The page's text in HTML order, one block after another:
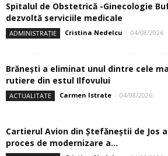
Spitalul de Obstetrică -Ginecologie
dezvoltă serviciile medicale
ADMINISTRAȚIE Cristina Nedelcu - 04/08/2026
Brănești a eliminat unul dintre cele
rutiere din estul Ilfovului
ACTUALITATE Carmen Istrate - 04/08/2026
Cartierul Avion din Ştefăneştii de Jos
proces de modernizare a...